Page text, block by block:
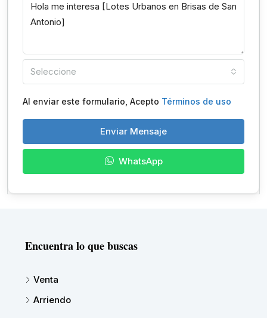
Seleccione
Al enviar este formulario, Acepto Términos de uso
Enviar Mensaje
WhatsApp
Encuentra lo que buscas
Venta
Arriendo